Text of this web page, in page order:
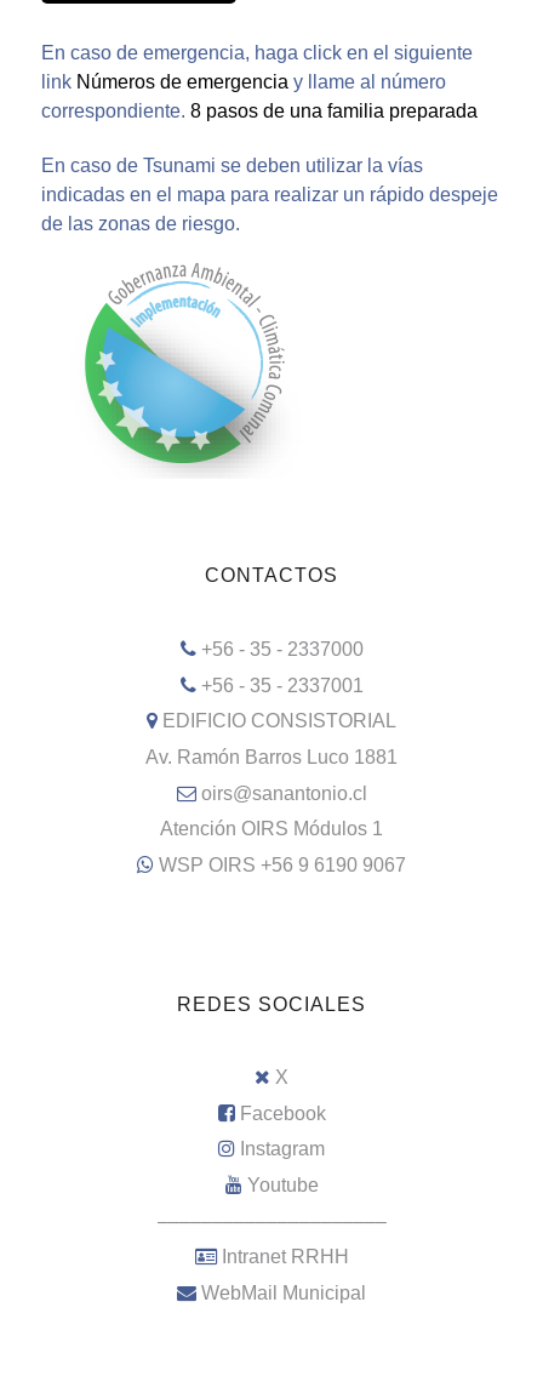
En caso de emergencia, haga click en el siguiente
link Números de emergencia y llame al número
correspondiente. 8 pasos de una familia preparada
En caso de Tsunami se deben utilizar la vías
indicadas en el mapa para realizar un rápido despeje
de las zonas de riesgo.
CONTACTOS
+56 - 35 - 2337000
+56 - 35 - 2337001
EDIFICIO CONSISTORIAL
Av. Ramón Barros Luco 1881
oirs@sanantonio.cl
Atención OIRS Módulos 1
WSP OIRS +56 9 6190 9067
REDES SOCIALES
X
Facebook
Instagram
Youtube
–––––––––––––––––––––
Intranet RRHH
WebMail Municipal